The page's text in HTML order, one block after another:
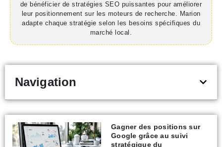
de bénéficier de stratégies SEO puissantes pour améliorer
leur positionnement sur les moteurs de recherche. Marion
adapte chaque stratégie selon les besoins spécifiques du
marché local.
Navigation
Gagner des positions sur
Google grâce au suivi
stratégique du